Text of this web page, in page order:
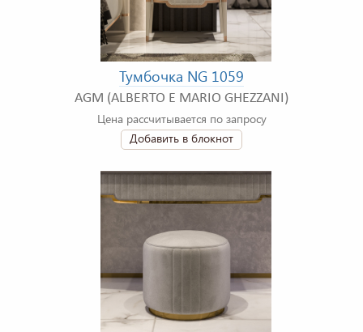
Тумбочка NG 1059
AGM (ALBERTO E MARIO GHEZZANI)
Цена рассчитывается по запросу
Добавить в блокнот